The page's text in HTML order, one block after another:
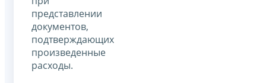
представлении
документов,
подтверждающих
произведенные
расходы.